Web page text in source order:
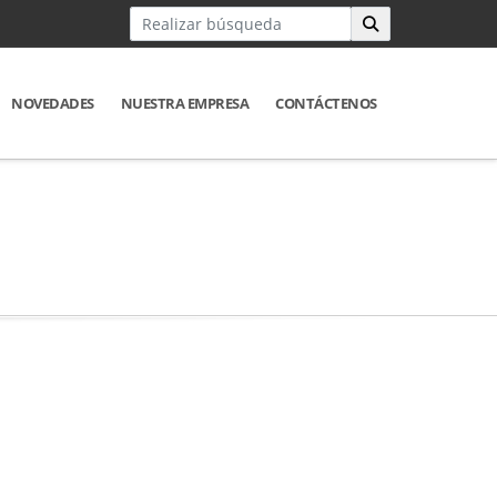
NOVEDADES NUESTRA EMPRESA CONTÁCTENOS